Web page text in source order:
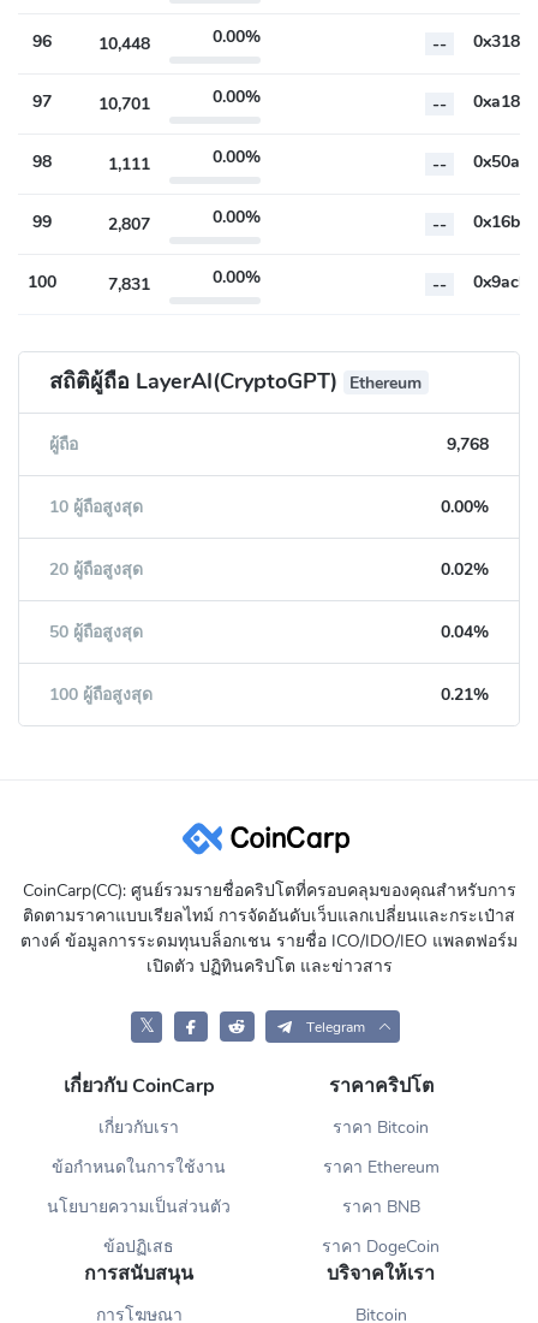
96 10,448 0.00% --
97 10,701 0.00% --
98 1,111 0.00% --
99 2,807 0.00% --
100 7,831 0.00% --
สถิติผู้ถือ LayerAI(CryptoGPT) Ethereum
ผู้ถือ 9,768
10 ผู้ถือสูงสุด 0.00%
20 ผู้ถือสูงสุด 0.02%
50 ผู้ถือสูงสุด 0.04%
100 ผู้ถือสูงสุด 0.21%
CoinCarp(CC): ศูนย์รวมรายชื่อคริปโตที่ครอบคลุมของคุณสำหรับการ
ติดตามราคาแบบเรียลไทม์ การจัดอันดับเว็บแลกเปลี่ยนและกระเป๋าส
ตางค์ ข้อมูลการระดมทุนบล็อกเชน รายชื่อ ICO/IDO/IEO แพลตฟอร์ม
เปิดตัว ปฏิทินคริปโต และข่าวสาร
𝕏 Telegram
เกี่ยวกับ CoinCarp
เกี่ยวกับเรา
ข้อกำหนดในการใช้งาน
นโยบายความเป็นส่วนตัว
ข้อปฏิเสธ
ราคาคริปโต
ราคา Bitcoin
ราคา Ethereum
ราคา BNB
ราคา DogeCoin
การสนับสนุน
การโฆษณา
บริจาคให้เรา
Bitcoin